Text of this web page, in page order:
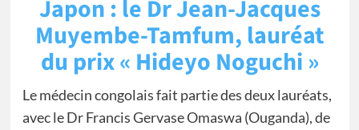
Japon : le Dr Jean-Jacques
Muyembe-Tamfum, lauréat
du prix « Hideyo Noguchi »
Le médecin congolais fait partie des deux lauréats,
avec le Dr Francis Gervase Omaswa (Ouganda), de